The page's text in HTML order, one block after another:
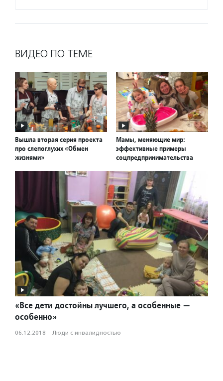
ВИДЕО ПО ТЕМЕ
Вышла вторая серия проекта
про слепоглухих «Обмен
жизнями»
Мамы, меняющие мир:
эффективные примеры
соцпредпринимательства
«Все дети достойны лучшего, а особенные —
особенно»
06.12.2018 · Люди с инвалидностью